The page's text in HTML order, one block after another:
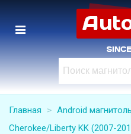
Главная > Android
Cherokee/Liberty KK (2007-